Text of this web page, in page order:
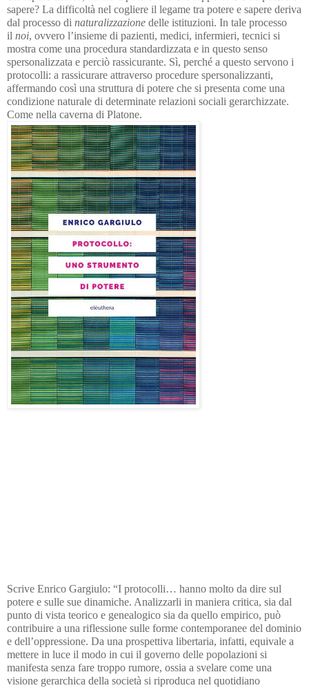
sapere? La difficoltà nel cogliere il legame tra potere e sapere deriva
dal processo di naturalizzazione delle istituzioni. In tale processo
il noi, ovvero l’insieme di pazienti, medici, infermieri, tecnici si
mostra come una procedura standardizzata e in questo senso
spersonalizzata e perciò rassicurante. Sì, perché a questo servono i
protocolli: a rassicurare attraverso procedure spersonalizzanti,
affermando così una struttura di potere che si presenta come una
condizione naturale di determinate relazioni sociali gerarchizzate.
Come nella caverna di Platone.
Scrive Enrico Gargiulo: “I protocolli… hanno molto da dire sul
potere e sulle sue dinamiche. Analizzarli in maniera critica, sia dal
punto di vista teorico e genealogico sia da quello empirico, può
contribuire a una riflessione sulle forme contemporanee del dominio
e dell’oppressione. Da una prospettiva libertaria, infatti, equivale a
mettere in luce il modo in cui il governo delle popolazioni si
manifesta senza fare troppo rumore, ossia a svelare come una
visione gerarchica della società si riproduca nel quotidiano